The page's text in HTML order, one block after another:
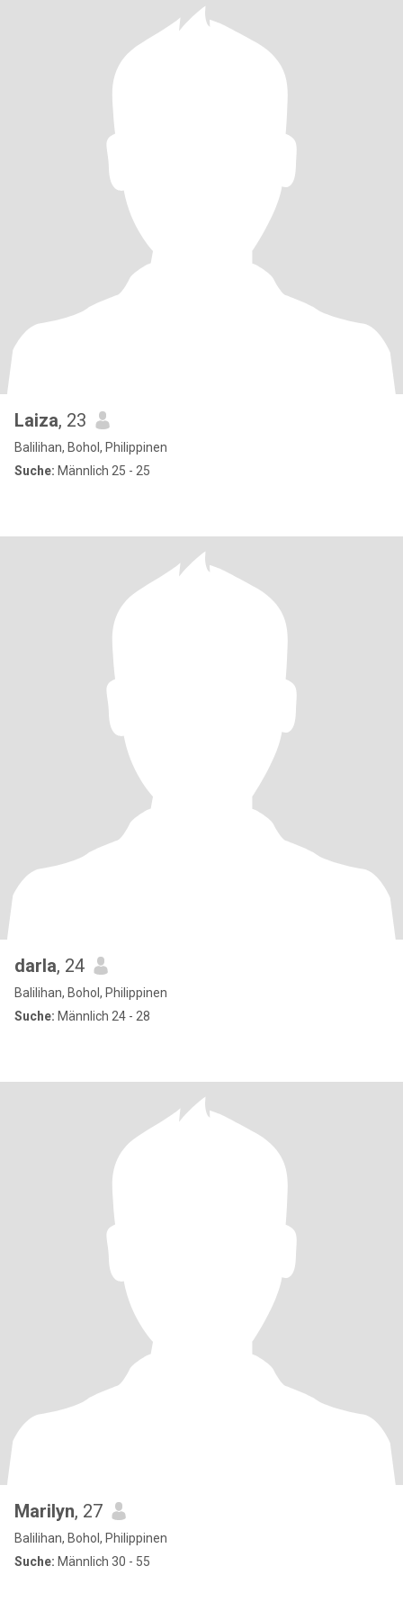
Laiza, 23
Balilihan, Bohol, Philippinen
Suche: Männlich 25 - 25
darla, 24
Balilihan, Bohol, Philippinen
Suche: Männlich 24 - 28
Marilyn, 27
Balilihan, Bohol, Philippinen
Suche: Männlich 30 - 55